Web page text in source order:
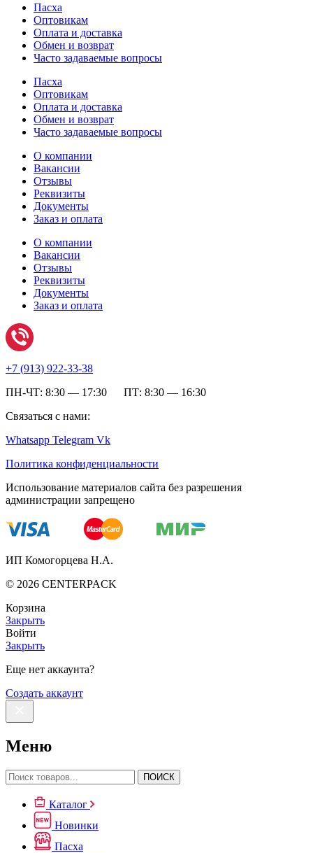
Пасха
Оптовикам
Оплата и доставка
Обмен и возврат
Часто задаваемые вопросы
Пасха
Оптовикам
Оплата и доставка
Обмен и возврат
Часто задаваемые вопросы
О компании
Вакансии
Отзывы
Реквизиты
Документы
Заказ и оплата
О компании
Вакансии
Отзывы
Реквизиты
Документы
Заказ и оплата
+7 (913) 922-33-38
ПН-ЧТ: 8:30 — 17:30 ПТ: 8:30 — 16:30
Связаться с нами:
Whatsapp Telegram Vk
Политика конфиденциальности
Использование материалов сайта без разрешения
администрации запрещено
ИП Комогорцева Н.А.
© 2026 CENTERPACK
Корзина
Закрыть
Войти
Закрыть
Еще нет аккаунта?
Создать аккаунт
Меню
ПОИСК
Каталог
Новинки
Пасха